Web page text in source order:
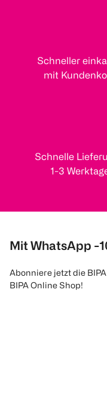
Schneller
mit
Schnelle
1-3
Mit WhatsApp -
Abonniere jetzt die
BIPA Online Shop!